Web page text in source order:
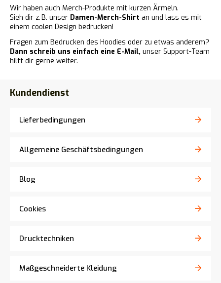
Wir haben auch Merch-Produkte mit kurzen Ärmeln.
Sieh dir z. B. unser Damen-Merch-Shirt an und lass es mit
einem coolen Design bedrucken!
Fragen zum Bedrucken des Hoodies oder zu etwas anderem?
Dann schreib uns einfach eine E-Mail, unser Support-Team
hilft dir gerne weiter.
Kundendienst
Lieferbedingungen
Allgemeine Geschäftsbedingungen
Blog
Cookies
Drucktechniken
Maßgeschneiderte Kleidung